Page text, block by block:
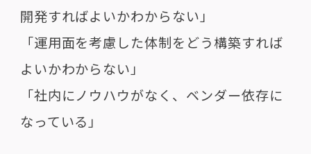
開発すればよいかわからない」
「運用面を考慮した体制をどう構築すれば
よいかわからない」
「社内にノウハウがなく、ベンダー依存に
なっている」